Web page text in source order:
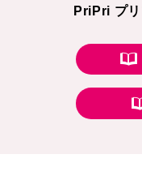
PriPri プ